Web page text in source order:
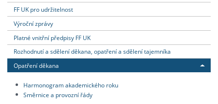
FF UK pro udržitelnost
Výroční zprávy
Platné vnitřní předpisy FF UK
Rozhodnutí a sdělení děkana, opatření a sdělení tajemníka
Opatření děkana
Harmonogram akademického roku
Směrnice a provozní řády